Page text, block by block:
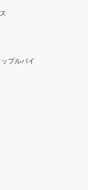
プルパイ